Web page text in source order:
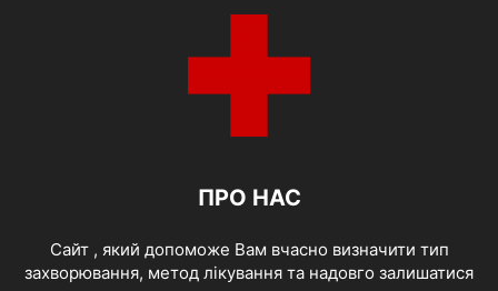
ПРО НАС
Cайт , який допоможе Вам вчасно визначити тип
захворювання, метод лікування та надовго залишатися